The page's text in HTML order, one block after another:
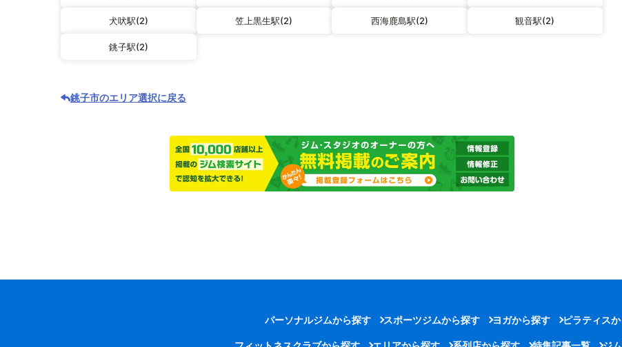
犬吠駅(2) 笠上黒生駅(2) 西海鹿島駅(2) 観音駅(2)
銚子駅(2)
銚子市のエリア選択に戻る
パーソナルジムから探す スポーツジムから探す ヨガから探す ピラティス